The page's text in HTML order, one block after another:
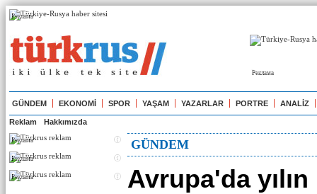
Реклама
Реклама
GÜNDEM EKONOMİ SPOR YAŞAM YAZARLAR PORTRE ANALİZ
Reklam Hakkımızda
Реклама
Реклама
Реклама
GÜNDEM
Avrupa'da